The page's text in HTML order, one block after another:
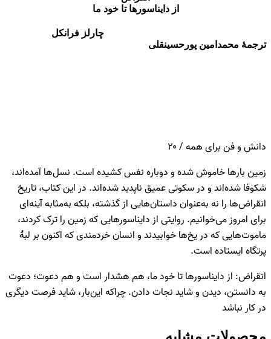
از دایناسورها تا خود ما
چارلز فرانکل
ترجمۀ محمدامین پورحسینقلی
دانش و فن برای همه / ۲۰
زمین بارها خاموش شده و دوباره نفس کشیده است. نسل‌ها آمده‌اند،
شکوفا شده‌اند و در سکوتی عمیق ناپدید شده‌اند. در این کتاب، تاریخ
انقراض‌ها را نه به‌عنوان داستان‌هایی از گذشته، بلکه به‌مثابه آینه‌ای
برای امروز می‌خوانیم. روایتی از دایناسورهایی که زمین را ترک کردند،
ماموت‌هایی که در یخ‌ها خوابیدند و انسان خردمندی که اکنون بر لبۀ
پرتگاه ایستاده است.
انقراض: از دایناسورها تا خود ما، هم هشدار است و هم دعوت؛ دعوت
به دانستن، دیدن و شاید نجات دادن. چراکه این‌بار، شاید فرصت دیگری
در کار نباشد